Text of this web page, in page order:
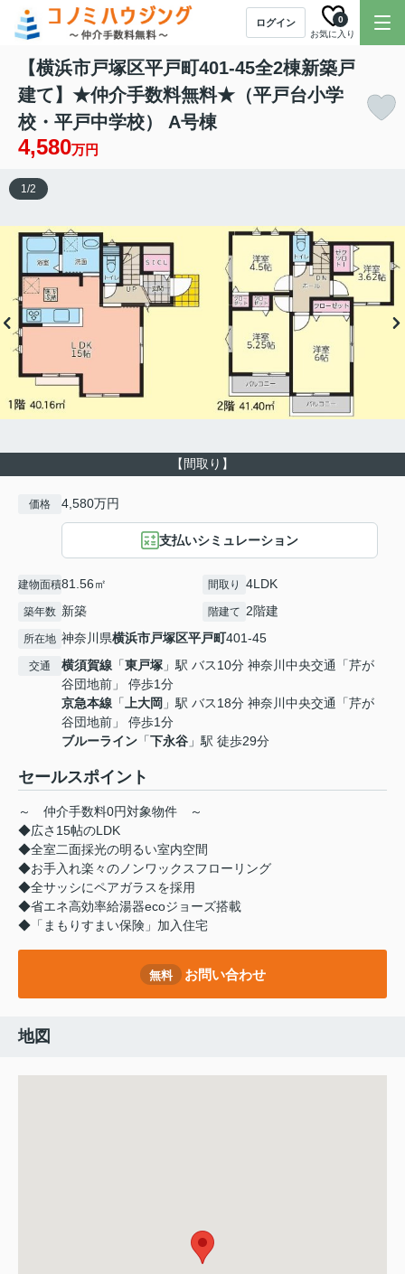
ログイン
お気に入り
0
【横浜市戸塚区平戸町401-45全2棟新築戸
建て】★仲介手数料無料★（平戸台小学
校・平戸中学校） A号棟
4,580万円
【間取り】
1/2
価格 4,580万円
支払いシミュレーション
建物面積81.56㎡ 間取り 4LDK
築年数 新築 階建て 2階建
所在地 神奈川県横浜市戸塚区平戸町401-45
交通 横須賀線 「東戸塚 」駅 バス10分 神奈川中央交通「芹が
谷団地前」 停歩1分
京急本線 「上大岡 」駅 バス18分 神奈川中央交通「芹が
谷団地前」 停歩1分
ブルーライン 「下永谷 」駅 徒歩29分
セールスポイント
～ 仲介手数料0円対象物件 ～
◆広さ15帖のLDK
◆全室二面採光の明るい室内空間
◆お手入れ楽々のノンワックスフローリング
◆全サッシにペアガラスを採用
◆省エネ高効率給湯器ecoジョーズ搭載
◆「まもりすまい保険」加入住宅
無料 お問い合わせ
地図